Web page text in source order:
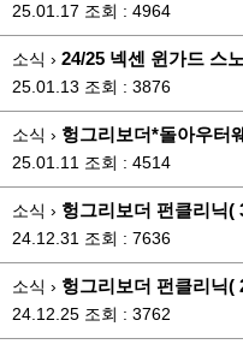
25.01.17 조회 : 4964
소식 › 24/25 넥센 윈가드 스
25.01.13 조회 : 3876
소식 › 헝그리보더*돌아우터
25.01.11 조회 : 4514
소식 › 헝그리보더 펀클리닉(
24.12.31 조회 : 7636
소식 › 헝그리보더 펀클리닉(
24.12.25 조회 : 3762